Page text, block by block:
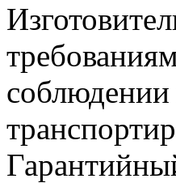
соблюдении